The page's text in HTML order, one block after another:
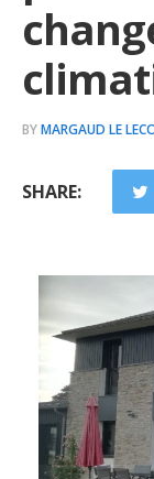
BYMARGAUD LE
SHARE: